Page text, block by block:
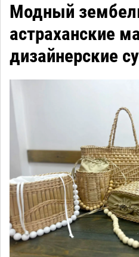
Модный
астраханские
дизайнерские